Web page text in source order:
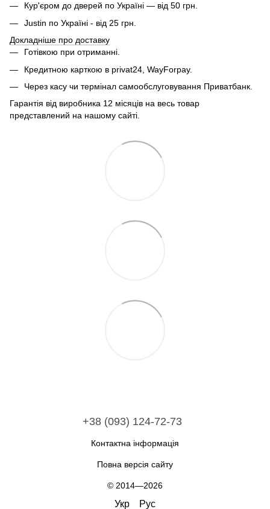
Кур'єром до дверей по Україні — від 50 грн.
Justin по Україні - від 25 грн.
Докладніше про доставку
Готівкою при отриманні.
Кредитною карткою в privat24, WayForpay.
Через касу чи термінал самообслуговування Приватбанк.
Гарантія від виробника 12 місяців на весь товар
представлений на нашому сайті.
+38 (093) 124-72-73
Контактна інформація
Повна версія сайту
© 2014—2026
Укр Рус